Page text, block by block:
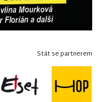
Stát se partnerem